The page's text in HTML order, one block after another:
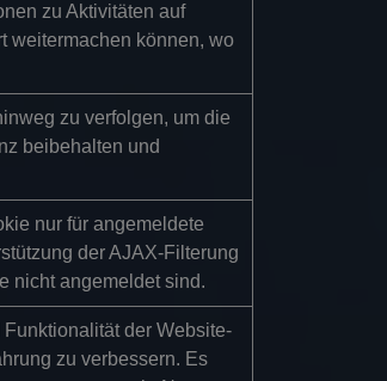
zu Aktivitäten auf
weitermachen können, wo
zu verfolgen, um die
beibehalten und
nur für angemeldete
der AJAX-Filterung
nicht angemeldet sind.
der Website-
zu verbessern. Es